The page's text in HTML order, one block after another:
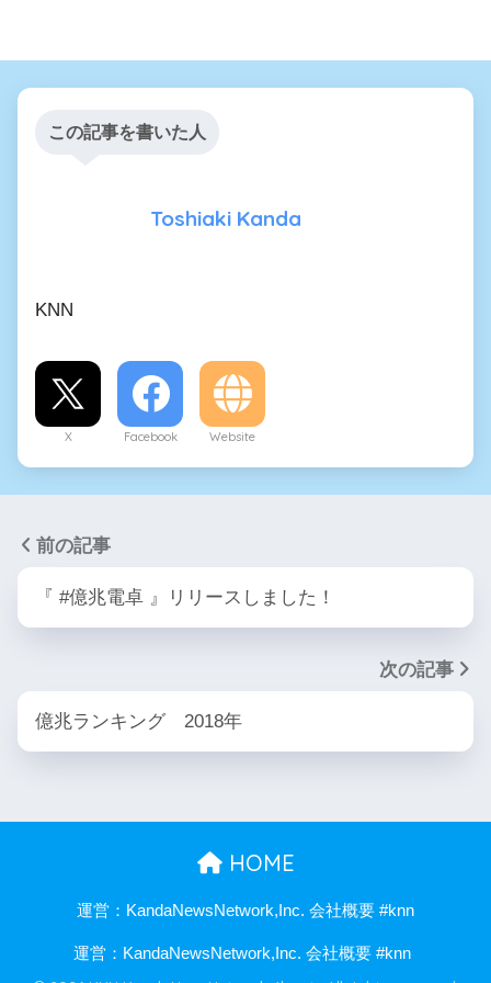
この記事を書いた人
Toshiaki Kanda
KNN
X Facebook Website
前の記事
『 #億兆電卓 』リリースしました！
次の記事
億兆ランキング 2018年
HOME
運営：KandaNewsNetwork,Inc. 会社概要 #knn
運営：KandaNewsNetwork,Inc. 会社概要 #knn